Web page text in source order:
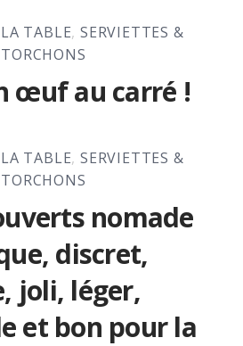
TABLE, SERVIETTES &
TORCHONS
œuf au carré !
TABLE, SERVIETTES &
TORCHONS
nomade
discret,
joli, léger,
et bon pour la